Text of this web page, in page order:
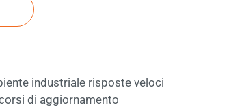
industriale risposte veloci
di aggiornamento